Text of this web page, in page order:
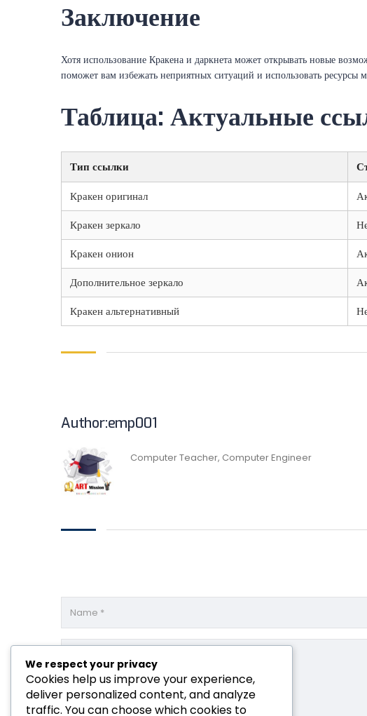
Заключение
Хотя использование Кракена и даркнета может открывать новые
поможет вам избежать неприятных ситуаций и использовать ресурсы
Таблица: Актуальные
Тип ссылки
Кракен оригинал
Кракен зеркало
Кракен онион
Дополнительное зеркало
Кракен альтернативный
Author:emp001
Computer Teacher, Computer Engineer
We respect your privacy
Cookies help us improve your experience,
deliver personalized content, and analyze
traffic. You can choose which cookies to